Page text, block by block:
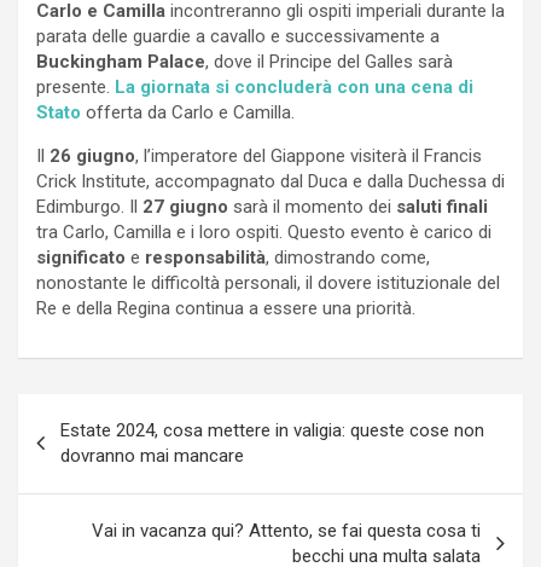
Carlo e Camilla incontreranno gli ospiti imperiali durante la
parata delle guardie a cavallo e successivamente a
Buckingham Palace, dove il Principe del Galles sarà
presente. La giornata si concluderà con una cena di
Stato offerta da Carlo e Camilla.
Il 26 giugno, l’imperatore del Giappone visiterà il Francis
Crick Institute, accompagnato dal Duca e dalla Duchessa di
Edimburgo. Il 27 giugno sarà il momento dei saluti finali
tra Carlo, Camilla e i loro ospiti. Questo evento è carico di
significato e responsabilità, dimostrando come,
nonostante le difficoltà personali, il dovere istituzionale del
Re e della Regina continua a essere una priorità.
articoli
Estate 2024, cosa mettere in valigia: queste cose non
dovranno mai mancare
Vai in vacanza qui? Attento, se fai questa cosa ti
becchi una multa salata